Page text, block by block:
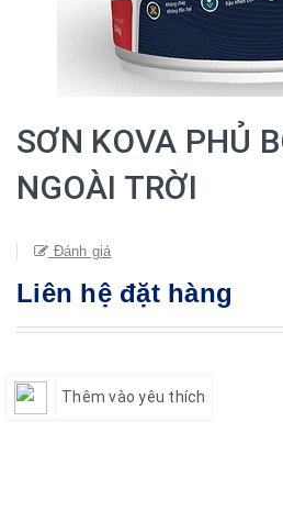
SƠN KOVA PHỦ
NGOÀI TRỜI
Đánh giá
Liên hệ đặt hàng
Thêm vào yêu thích